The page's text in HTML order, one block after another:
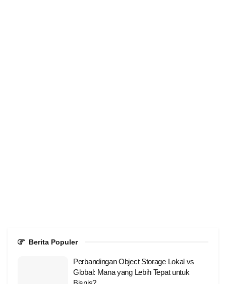
Berita Populer
Perbandingan Object Storage Lokal vs
Global: Mana yang Lebih Tepat untuk